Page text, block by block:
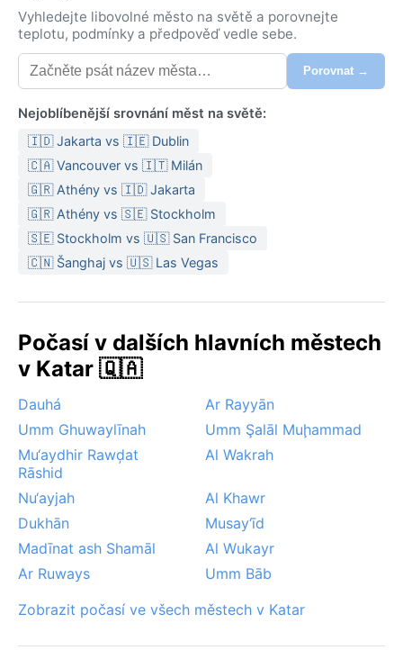
Vyhledejte libovolné město na světě a porovnejte
teplotu, podmínky a předpověď vedle sebe.
Porovnat →
Nejoblíbenější srovnání měst na světě:
🇮🇩 Jakarta vs 🇮🇪 Dublin
🇨🇦 Vancouver vs 🇮🇹 Milán
🇬🇷 Athény vs 🇮🇩 Jakarta
🇬🇷 Athény vs 🇸🇪 Stockholm
🇸🇪 Stockholm vs 🇺🇸 San Francisco
🇨🇳 Šanghaj vs 🇺🇸 Las Vegas
Počasí v dalších hlavních městech
v Katar 🇶🇦
Dauhá
Ar Rayyān
Umm Ghuwaylīnah
Umm Şalāl Muḩammad
Mu‘aydhir Rawḑat
Rāshid
Al Wakrah
Nu‘ayjah
Al Khawr
Dukhān
Musay‘īd
Madīnat ash Shamāl
Al Wukayr
Ar Ruways
Umm Bāb
Zobrazit počasí ve všech městech v Katar